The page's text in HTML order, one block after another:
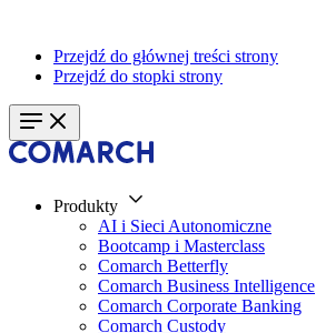
Przejdź do głównej treści strony
Przejdź do stopki strony
Produkty
AI i Sieci Autonomiczne
Bootcamp i Masterclass
Comarch Betterfly
Comarch Business Intelligence
Comarch Corporate Banking
Comarch Custody